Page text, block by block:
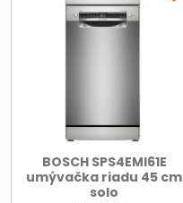
BOSCH SPS4EMI61E
umývačka riadu 45 cm
solo